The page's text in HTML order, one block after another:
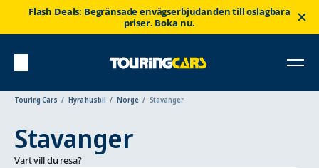
Flash Deals: Begränsade envägserbjudanden till oslagbara
priser. Boka nu.
Touring Cars Hyra husbil Norge Stavanger
Stavanger
Vart vill du resa?